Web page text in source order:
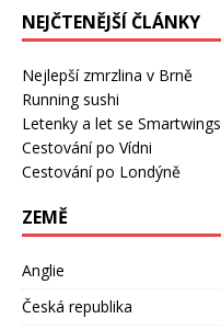
NEJČTENĚJŠÍ ČLÁNKY
Nejlepší zmrzlina v Brně
Running sushi
Letenky a let se Smartwings
Cestování po Vídni
Cestování po Londýně
ZEMĚ
Anglie
Česká republika